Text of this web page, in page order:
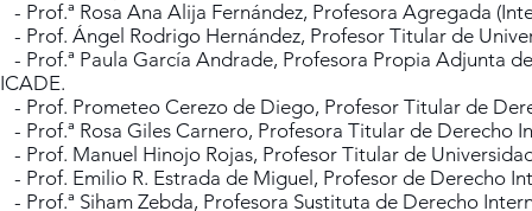
- Prof.ª Rosa Ana Alija Fernández, Profesora Agregada
- Prof. Ángel Rodrigo Hernández, Profesor Titular de
- Prof.ª Paula García Andrade, Profesora Propia Adjunta
ICADE.
- Prof. Prometeo Cerezo de Diego, Profesor Titular de
- Prof.ª Rosa Giles Carnero, Profesora Titular de Derecho
- Prof. Manuel Hinojo Rojas, Profesor Titular de
- Prof. Emilio R. Estrada de Miguel, Profesor de Derecho
- Prof.ª Siham Zebda, Profesora Sustituta de Derecho